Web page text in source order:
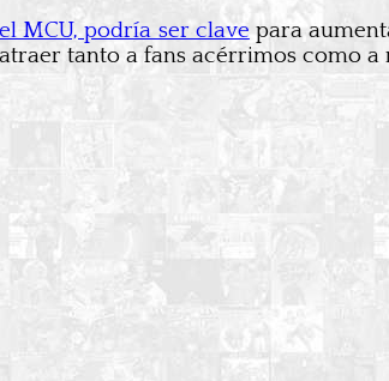
MCU, podría ser clave para
tanto a fans acérrimos como a